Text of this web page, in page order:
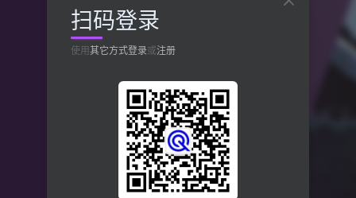
扫码登录
使用其它方式登录或注册